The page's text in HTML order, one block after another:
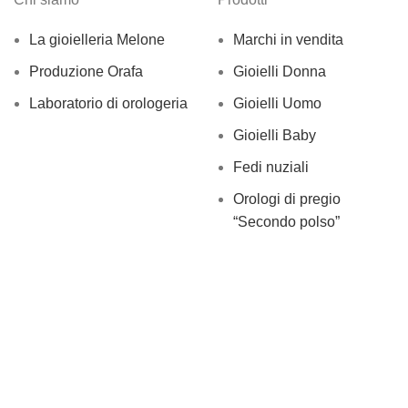
La gioielleria Melone
Produzione Orafa
Laboratorio di orologeria
Marchi in vendita
Gioielli Donna
Gioielli Uomo
Gioielli Baby
Fedi nuziali
Orologi di pregio
“Secondo polso”